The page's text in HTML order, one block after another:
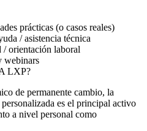
prácticas (o casos reales)
/ asistencia técnica
/ orientación laboral
webinars
LXP?
de permanente cambio, la
es el principal activo
a nivel personal como